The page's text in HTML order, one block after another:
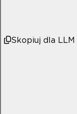
Skopiuj dla LLM